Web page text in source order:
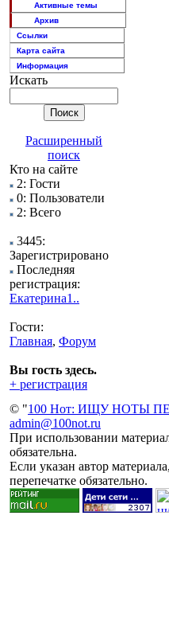
Активные темы
Архив
Ссылки
Карта сайта
Информация
Искать
Расширенный
поиск
Кто на сайте
2: Гости
0: Пользователи
2: Всего
3445:
Зарегистрировано
Последняя
регистрация:
Екатерина1..
Гости:
Главная, Форум
Вы гость здесь.
+ регистрация
© "100 Нот: ИЩУ НОТЫ
admin@100not.ru
При использовании
обязательна.
Если указан автор
перепечатке обязательно.